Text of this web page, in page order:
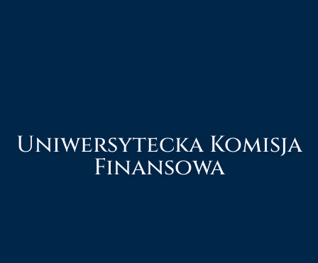
Uniwersytecka Komisja
Finansowa